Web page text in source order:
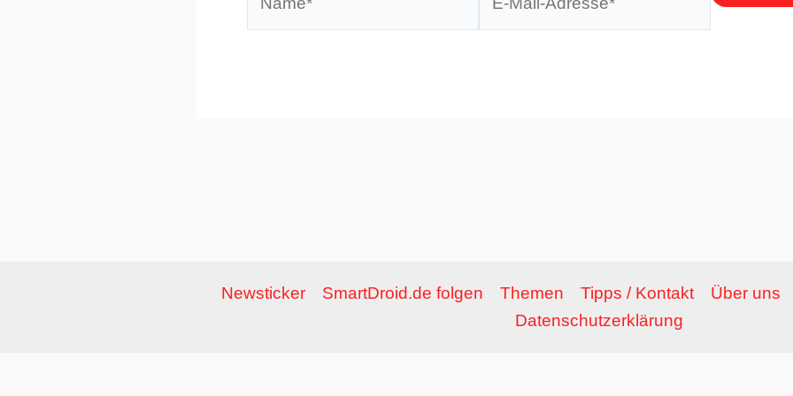
Newsticker SmartDroid.de folgen Themen Tipps / Kontakt Über uns
Datenschutzerklärung